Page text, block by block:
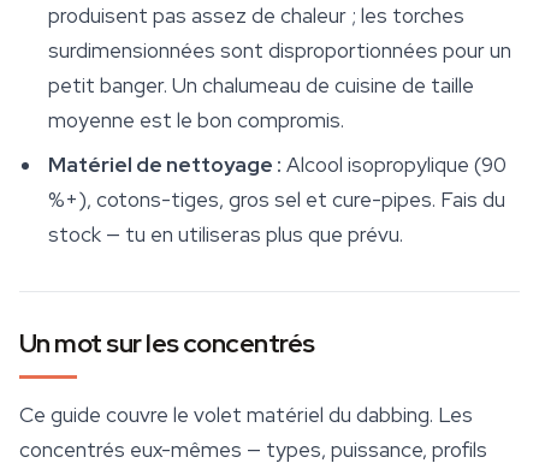
produisent pas assez de chaleur ; les torches
surdimensionnées sont disproportionnées pour un
petit banger. Un chalumeau de cuisine de taille
moyenne est le bon compromis.
Matériel de nettoyage : Alcool isopropylique (90
%+), cotons-tiges, gros sel et cure-pipes. Fais du
stock — tu en utiliseras plus que prévu.
Un mot sur les concentrés
Ce guide couvre le volet matériel du dabbing. Les
concentrés eux-mêmes — types, puissance, profils